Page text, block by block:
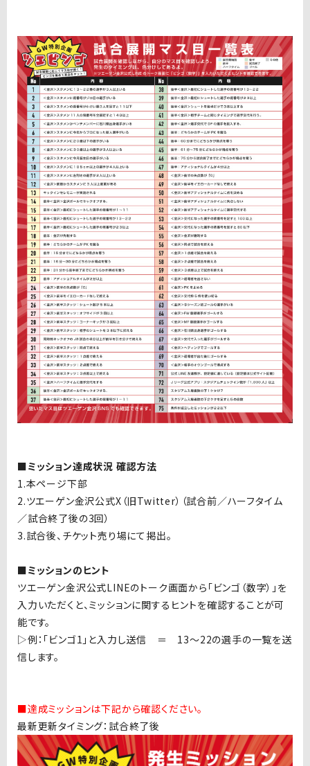
■ミッション達成状況 確認方法
1.本ページ下部
2.ツエーゲン金沢公式X（旧Twitter）（試合前／ハーフタイム
／試合終了後の3回）
3.試合後、チケット売り場にて掲出。
■ミッションのヒント
ツエーゲン金沢公式LINEのトーク画面から「ビンゴ（数字）」を
入力いただくと、ミッションに関するヒントを確認することが可
能です。
▷例：「ビンゴ1」と入力し送信 ＝ 13〜22の選手の一覧を送
信します。
■達成ミッションは下記から確認ください。
最新更新タイミング：試合終了後